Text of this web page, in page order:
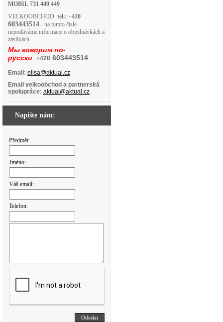
MOBIL 731 449 449
VELKOOBCHOD tel.: +420
603443514 - na tomto čísle
nepodáváme informace o objednávkách a
zásilkách
Мы говорим по-
русски +420 603443514
Email: elisa@aktual.cz
Email velkoobchod a partnerská
spolupráce: aktual@aktual.cz
Napište nám:
Předmět:
Jméno:
Váš email:
Telefon: